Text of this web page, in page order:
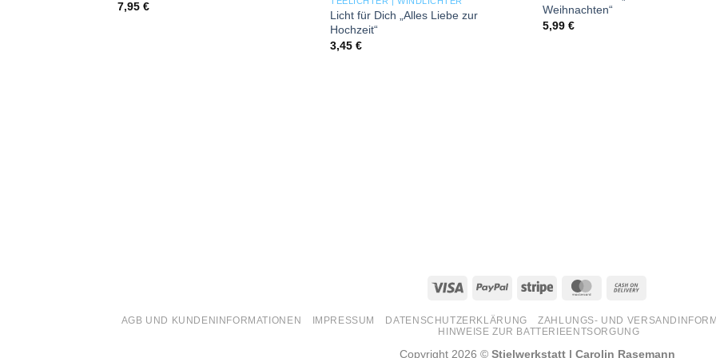
7,95 €
Licht für Dich „Alles Liebe zur
Hochzeit“
3,45€
Weihnachten“
5,99€
Visa PayPal Stripe MasterCard
Delivery
AGB UND KUNDENINFORMATIONEN IMPRESSUM DATENSCHUTZERKLÄRUNG ZAHLUNGS- UND
HINWEISE ZUR BATTERIEENTSORGUNG
Copyright 2026 © Stielwerkstatt | Carolin Rasemann